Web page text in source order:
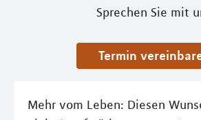
Sprechen Sie mit
Termin
Mehr vom Leben: Diesen